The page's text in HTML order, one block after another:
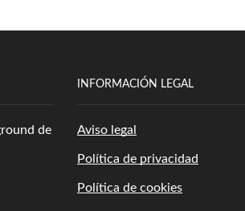
de
INFORMACIÓN LEGAL
Aviso legal
Política de privacidad
Política de cookies